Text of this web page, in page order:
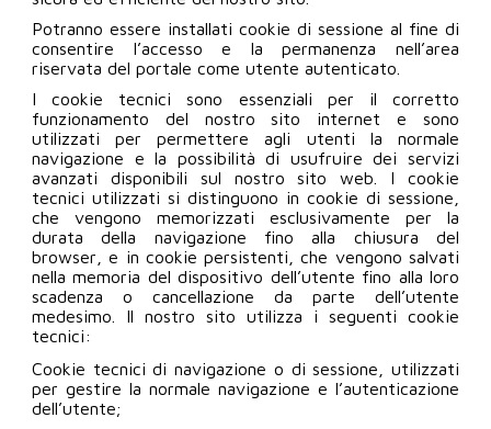
Potranno essere installati cookie di sessione al fine di
consentire l’accesso e la permanenza nell’area
riservata del portale come utente autenticato.
I cookie tecnici sono essenziali per il corretto
funzionamento del nostro sito internet e sono
utilizzati per permettere agli utenti la normale
navigazione e la possibilità di usufruire dei servizi
avanzati disponibili sul nostro sito web. I cookie
tecnici utilizzati si distinguono in cookie di sessione,
che vengono memorizzati esclusivamente per la
durata della navigazione fino alla chiusura del
browser, e in cookie persistenti, che vengono salvati
nella memoria del dispositivo dell’utente fino alla loro
scadenza o cancellazione da parte dell’utente
medesimo. Il nostro sito utilizza i seguenti cookie
tecnici:
Cookie tecnici di navigazione o di sessione, utilizzati
per gestire la normale navigazione e l’autenticazione
dell’utente;